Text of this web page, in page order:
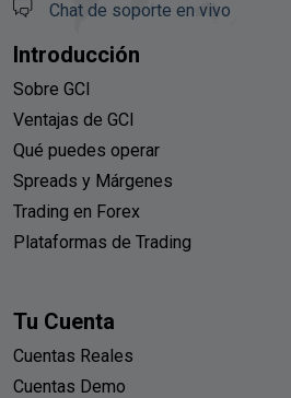
Chat de soporte en vivo
Introducción
Sobre GCI
Ventajas de GCI
Qué puedes operar
Spreads y Márgenes
Trading en Forex
Plataformas de Trading
Tu Cuenta
Cuentas Reales
Cuentas Demo